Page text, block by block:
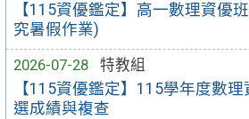
【115資優鑑定】高一數理資優
究暑假作業)
2026-07-28
特教組
【115資優鑑定】115學年度數
選成績與複查